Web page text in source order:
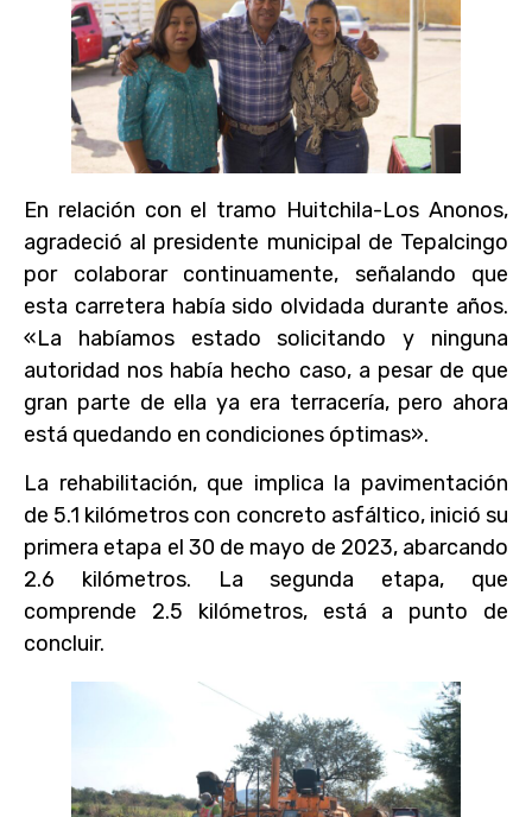
En relación con el tramo Huitchila-Los Anonos,
agradeció al presidente municipal de Tepalcingo
por colaborar continuamente, señalando que
esta carretera había sido olvidada durante años.
«La habíamos estado solicitando y ninguna
autoridad nos había hecho caso, a pesar de que
gran parte de ella ya era terracería, pero ahora
está quedando en condiciones óptimas».
La rehabilitación, que implica la pavimentación
de 5.1 kilómetros con concreto asfáltico, inició su
primera etapa el 30 de mayo de 2023, abarcando
2.6 kilómetros. La segunda etapa, que
comprende 2.5 kilómetros, está a punto de
concluir.